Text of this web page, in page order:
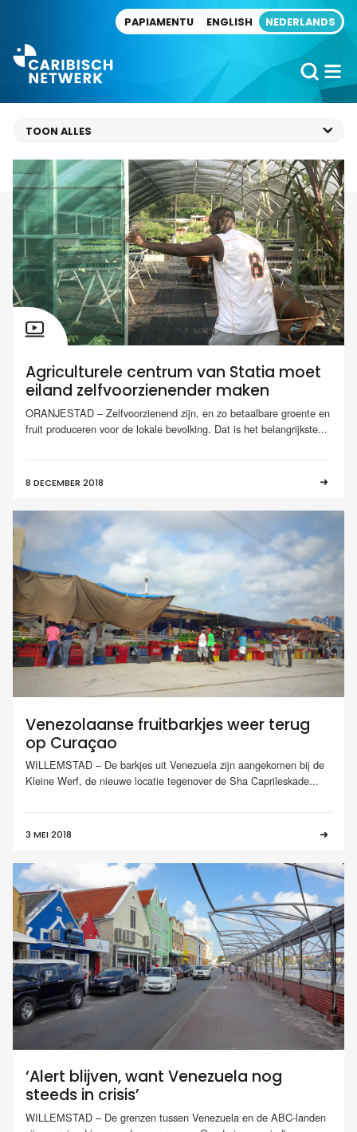
PAPIAMENTU ENGLISH NEDERLANDS
Agriculturele centrum van Statia moet
eiland zelfvoorzienender maken
ORANJESTAD – Zelfvoorzienend zijn, en zo betaalbare groente en
fruit produceren voor de lokale bevolking. Dat is het belangrijkste...
8 DECEMBER 2018
Venezolaanse fruitbarkjes weer terug
op Curaçao
WILLEMSTAD – De barkjes uit Venezuela zijn aangekomen bij de
Kleine Werf, de nieuwe locatie tegenover de Sha Caprileskade...
3 MEI 2018
‘Alert blijven, want Venezuela nog
steeds in crisis’
WILLEMSTAD – De grenzen tussen Venezuela en de ABC-landen